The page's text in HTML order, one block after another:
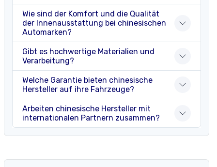
Wie sind der Komfort und die Qualität
der Innenausstattung bei chinesischen
Automarken?
Gibt es hochwertige Materialien und
Verarbeitung?
Welche Garantie bieten chinesische
Hersteller auf ihre Fahrzeuge?
Arbeiten chinesische Hersteller mit
internationalen Partnern zusammen?